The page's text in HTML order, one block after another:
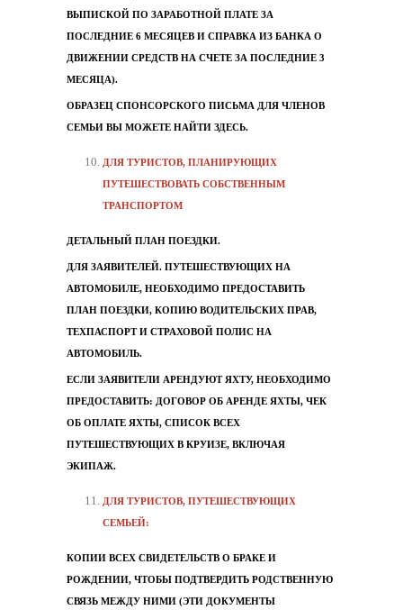
ВЫПИСКОЙ ПО ЗАРАБОТНОЙ ПЛАТЕ ЗА
ПОСЛЕДНИЕ 6 МЕСЯЦЕВ И СПРАВКА ИЗ БАНКА О
ДВИЖЕНИИ СРЕДСТВ НА СЧЕТЕ ЗА ПОСЛЕДНИЕ 3
МЕСЯЦА).
ОБРАЗЕЦ СПОНСОРСКОГО ПИСЬМА ДЛЯ ЧЛЕНОВ
СЕМЬИ ВЫ МОЖЕТЕ НАЙТИ ЗДЕСЬ.
ДЛЯ ТУРИСТОВ, ПЛАНИРУЮЩИХ
ПУТЕШЕСТВОВАТЬ СОБСТВЕННЫМ
ТРАНСПОРТОМ
ДЕТАЛЬНЫЙ ПЛАН ПОЕЗДКИ.
ДЛЯ ЗАЯВИТЕЛЕЙ. ПУТЕШЕСТВУЮЩИХ НА
АВТОМОБИЛЕ, НЕОБХОДИМО ПРЕДОСТАВИТЬ
ПЛАН ПОЕЗДКИ, КОПИЮ ВОДИТЕЛЬСКИХ ПРАВ,
ТЕХПАСПОРТ И СТРАХОВОЙ ПОЛИС НА
АВТОМОБИЛЬ.
ЕСЛИ ЗАЯВИТЕЛИ АРЕНДУЮТ ЯХТУ, НЕОБХОДИМО
ПРЕДОСТАВИТЬ: ДОГОВОР ОБ АРЕНДЕ ЯХТЫ, ЧЕК
ОБ ОПЛАТЕ ЯХТЫ, СПИСОК ВСЕХ
ПУТЕШЕСТВУЮЩИХ В КРУИЗЕ, ВКЛЮЧАЯ
ЭКИПАЖ.
ДЛЯ ТУРИСТОВ, ПУТЕШЕСТВУЮЩИХ
СЕМЬЕЙ:
КОПИИ ВСЕХ СВИДЕТЕЛЬСТВ О БРАКЕ И
РОЖДЕНИИ, ЧТОБЫ ПОДТВЕРДИТЬ РОДСТВЕННУЮ
СВЯЗЬ МЕЖДУ НИМИ (ЭТИ ДОКУМЕНТЫ